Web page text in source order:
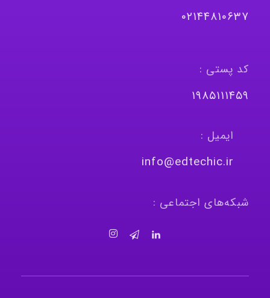
٠٢١٤٤٨١٠٦٣٧
کد پستی :
١٩٨٥١١١٤٥٩
ایمیل :
info@edtechic.ir
شبکه‌های اجتماعی :